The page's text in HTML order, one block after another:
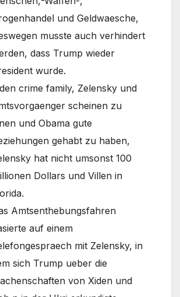
und Geldwaesche,
musste auch verhindert
dass Trump wieder
wurde.
crime family, Zelensky und
scheinen zu
und Obama gute
gehabt zu haben,
hat nicht umsonst 100
Dollars und Villen in
Amtsenthebungsfahren
auf einem
mit Zelensky, in
sich Trump ueber die
von Xiden und